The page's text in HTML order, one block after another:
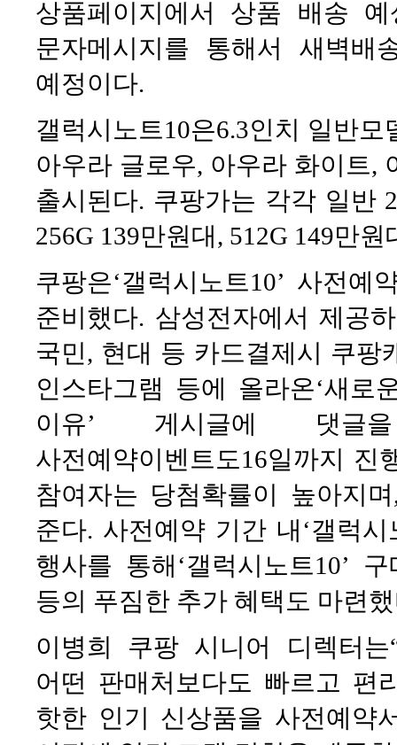
상품페이지에서 상품 배송
문자메시지를 통해서 새벽배
예정이다.
갤럭시노트10은6.3인치 일반
아우라 글로우, 아우라 화이트,
출시된다. 쿠팡가는 각각 일반
256G 139만원대, 512G 149만원
쿠팡은‘갤럭시노트10’ 사전
준비했다. 삼성전자에서 제공
국민, 현대 등 카드결제시 쿠팡
인스타그램 등에 올라온‘새로
이유’ 게시글에 댓
사전예약이벤트도16일까지 진
참여자는 당첨확률이 높아지
준다. 사전예약 기간 내‘갤럭
행사를 통해‘갤럭시노트10’
등의 푸짐한 추가 혜택도 마련
이병희 쿠팡 시니어 디렉터
어떤 판매처보다도 빠르고 편
핫한 인기 신상품을 사전예약